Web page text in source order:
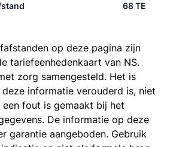
68 TE
op deze pagina zijn
tariefeenhedenkaart van NS.
zorg samengesteld. Het is
informatie verouderd is, niet
fout is gemaakt bij het
De informatie op deze
garantie aangeboden. Gebruik